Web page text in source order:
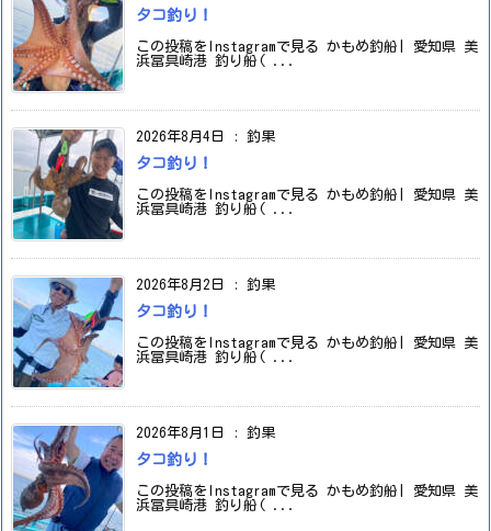
タコ釣り！
この投稿をInstagramで見る かもめ釣船| 愛知県 美
浜冨具崎港 釣り船( ...
2026年8月4日 : 釣果
タコ釣り！
この投稿をInstagramで見る かもめ釣船| 愛知県 美
浜冨具崎港 釣り船( ...
2026年8月2日 : 釣果
タコ釣り！
この投稿をInstagramで見る かもめ釣船| 愛知県 美
浜冨具崎港 釣り船( ...
2026年8月1日 : 釣果
タコ釣り！
この投稿をInstagramで見る かもめ釣船| 愛知県 美
浜冨具崎港 釣り船( ...